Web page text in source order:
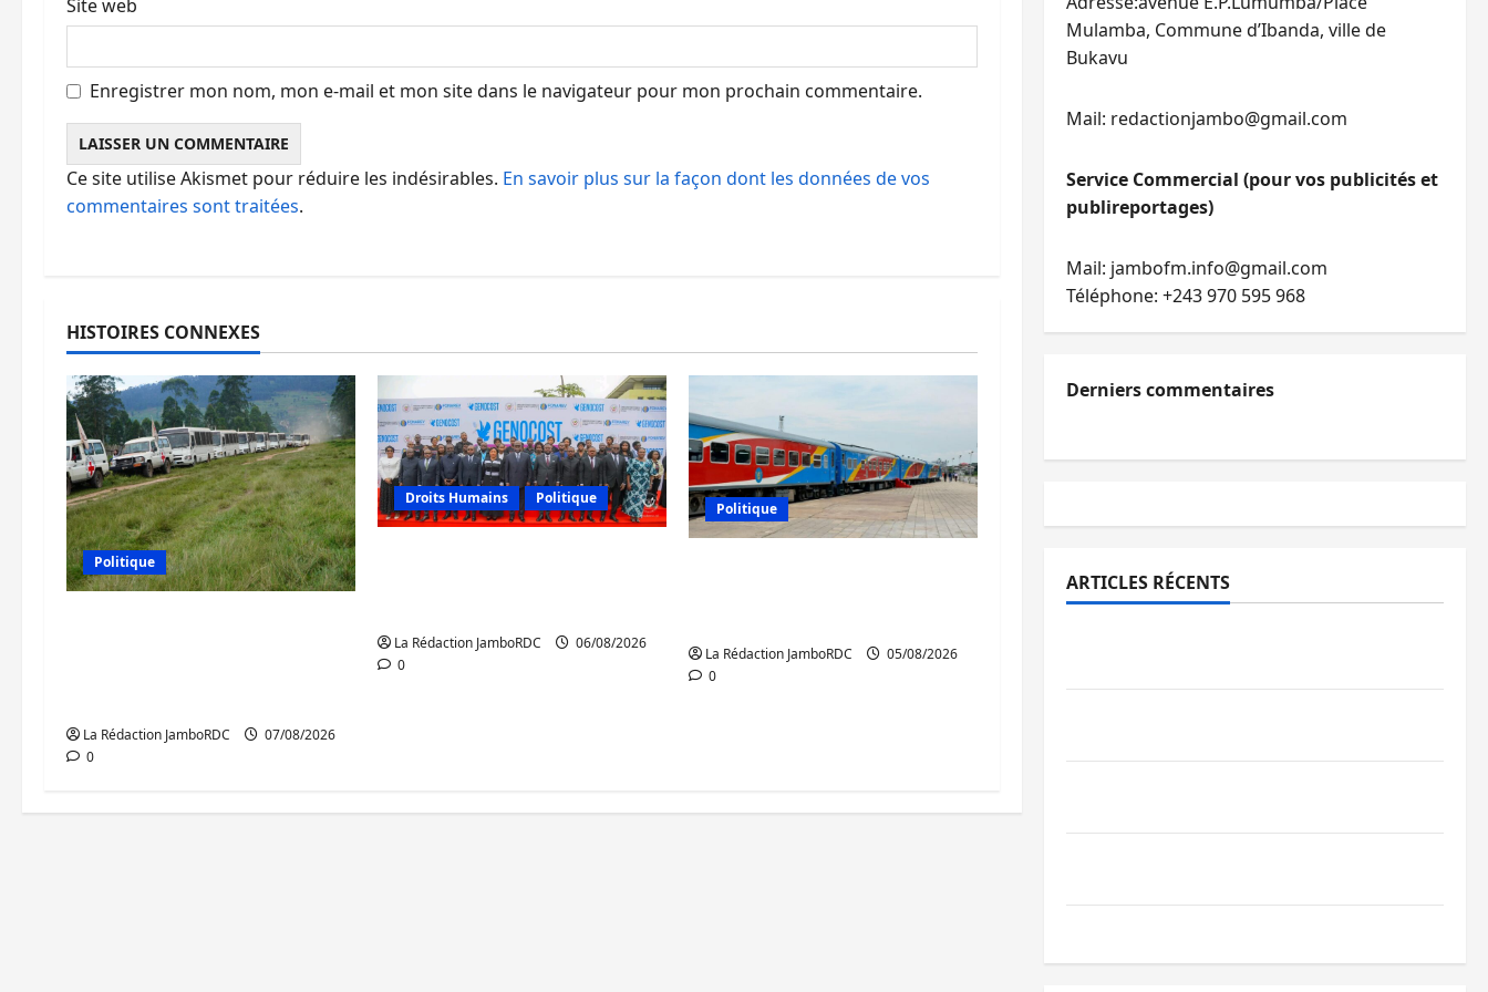
e
Site web
Enregistrer mon nom, mon e-mail et mon site dans le navigateur pour mon prochain commentaire.
Ce site utilise Akismet pour réduire les indésirables. En savoir plus sur la façon dont les données de vos
commentaires sont traitées.
HISTOIRES CONNEXES
Politique
La Rédaction JamboRDC
07/08/2026
0
Droits Humains Politique
La Rédaction JamboRDC
06/08/2026
0
Politique
La Rédaction JamboRDC
05/08/2026
0
Mulamba, Commune d’Ibanda, ville de
Bukavu
Mail: redactionjambo@gmail.com
Service Commercial (pour vos publicités et
publireportages)
Mail: jambofm.info@gmail.com
Téléphone: +243 970 595 968
Derniers commentaires
ARTICLES RÉCENTS